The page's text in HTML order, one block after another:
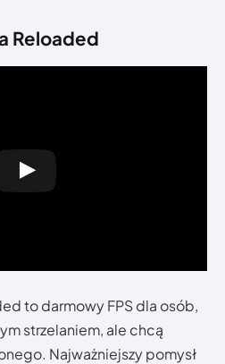
Reloaded
to darmowy FPS dla osób,
strzelaniem, ale chcą
Najważniejszy pomysł